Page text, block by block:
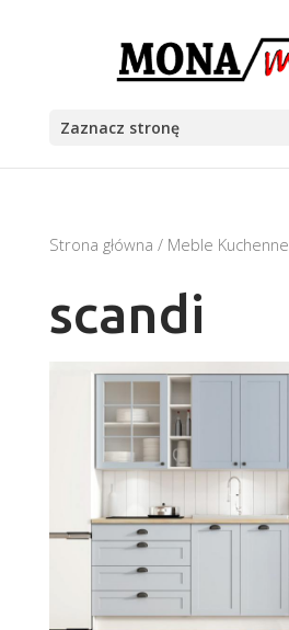
Zaznacz stronę
Strona główna / Meble Kuchenne
scandi